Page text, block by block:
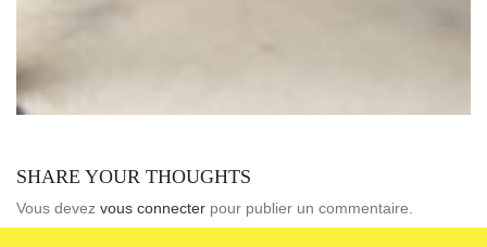
SHARE YOUR THOUGHTS
Vous devez vous connecter pour publier un commentaire.